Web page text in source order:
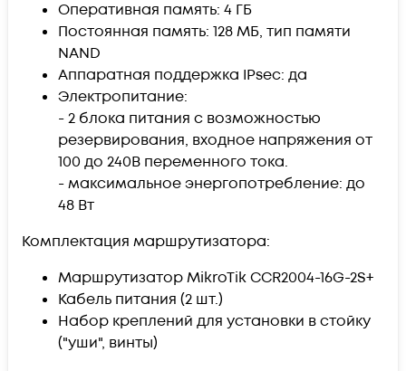
Оперативная память: 4 ГБ
Постоянная память: 128 МБ, тип памяти
NAND
Аппаратная поддержка IPsec: да
Электропитание:
- 2 блока питания с возможностью
резервирования, входное напряжения от
100 до 240В переменного тока.
- максимальное энергопотребление: до
48 Вт
Комплектация маршрутизатора:
Маршрутизатор MikroTik CCR2004-16G-2S+
Кабель питания (2 шт.)
Набор креплений для установки в стойку
("уши", винты)